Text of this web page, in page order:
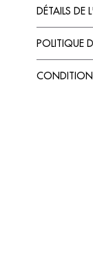
DÉTAILS DE
POLITIQUE